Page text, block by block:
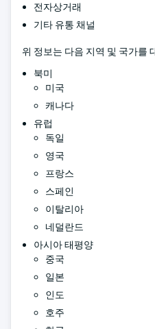
전자상거래
기타 유통 채널
위 정보는 다음 지역 및 국가를
북미
미국
캐나다
유럽
독일
영국
프랑스
스페인
이탈리아
네덜란드
아시아 태평양
중국
일본
인도
호주